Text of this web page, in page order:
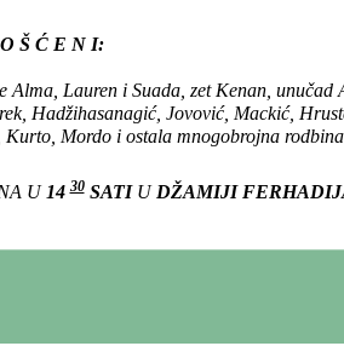
Š Ć E N I:
Lauren i Suada, zet Kenan,
Hadžihasanagić, Jovović, Mackić,
Mordo i ostala mnogobrojna
U 1430SATIU DŽAMIJI